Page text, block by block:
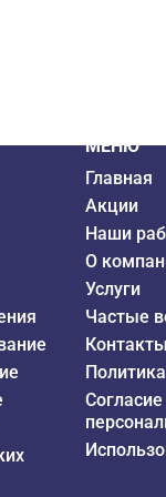
МЕНЮ
Главная
Акции
Наши
О
Услуги
Частые
Контакты